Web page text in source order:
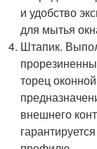
и удобство
для мытья
Штапик.
торец
внешнего